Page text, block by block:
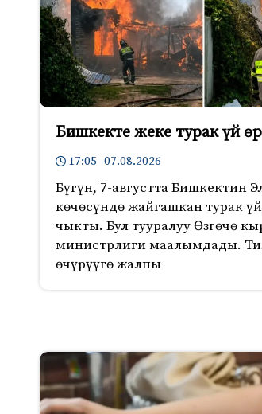
Бишкекте жеке турак үй
17:05 07.08.2026
Бүгүн, 7-августта Бишкектин
көчөсүндө жайгашкан турак
чыкты. Бул тууралуу Өзгөчө
министрлиги маалымдады.
өчүрүүгө жалпы